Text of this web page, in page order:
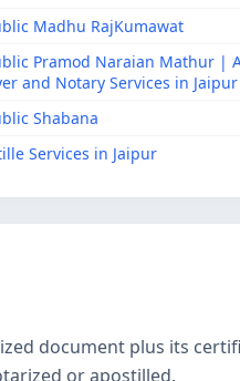
Madhu RajKumawat
Pramod Naraian Mathur |
and Notary Services in Jaipur
Shabana
Services in Jaipur
document plus its
or apostilled.